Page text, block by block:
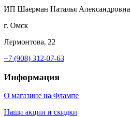
ИП Шаерман Наталья Александровна
г. Омск
Лермонтова, 22
+7 (908) 312-07-63
Информация
О магазине на Флампе
Наши акции и скидки